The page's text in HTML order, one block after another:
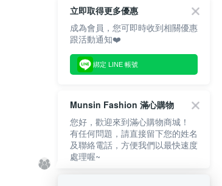
立即取得更多優惠
成為會員，您可即時收到相關優惠
跟活動通知❤️
綁定 LINE 帳號
Munsin Fashion 滿心購物
您好，歡迎來到滿心購物商城！
有任何問題，請直接留下您的姓名
及聯絡電話，方便我們以最快速度
處理喔~